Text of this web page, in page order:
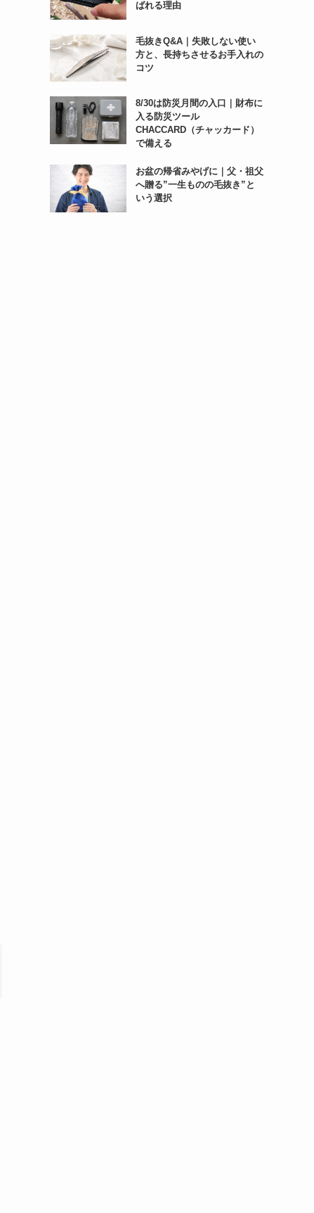
ばれる理由
毛抜きQ&A｜失敗しない使い
方と、長持ちさせるお手入れの
コツ
8/30は防災月間の入口｜財布に
入る防災ツール
CHACCARD（チャッカード）
で備える
お盆の帰省みやげに｜父・祖父
へ贈る”一生ものの毛抜き”と
いう選択